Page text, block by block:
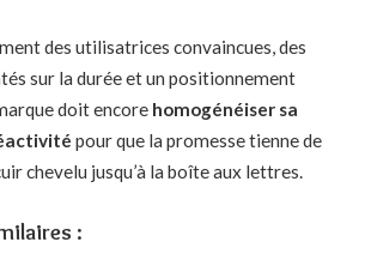
des utilisatrices convaincues, des
sur la durée et un positionnement
doit encore homogénéiser sa
pour que la promesse tienne de
chevelu jusqu’à la boîte aux lettres.
: